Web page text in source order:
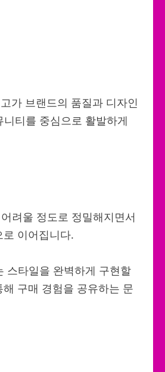
가 브랜드의 품질과 디자인
티를 중심으로 활발하게
려울 정도로 정밀해지면서
이어집니다.
스타일을 완벽하게 구현할
구매 경험을 공유하는 문